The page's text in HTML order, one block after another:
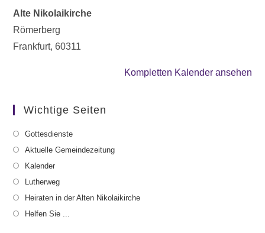
Alte Nikolaikirche
Römerberg
Frankfurt,60311
Kompletten Kalender ansehen
Wichtige Seiten
Gottesdienste
Aktuelle Gemeindezeitung
Kalender
Lutherweg
Heiraten in der Alten Nikolaikirche
Helfen Sie ...